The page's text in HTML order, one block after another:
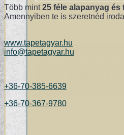
Több mint25 féle alapanyag és
Amennyiben te is szeretnéd
www.tapetagyar.hu
info@tapetagyar.hu
+36-70-385-6639
+36-70-367-9780